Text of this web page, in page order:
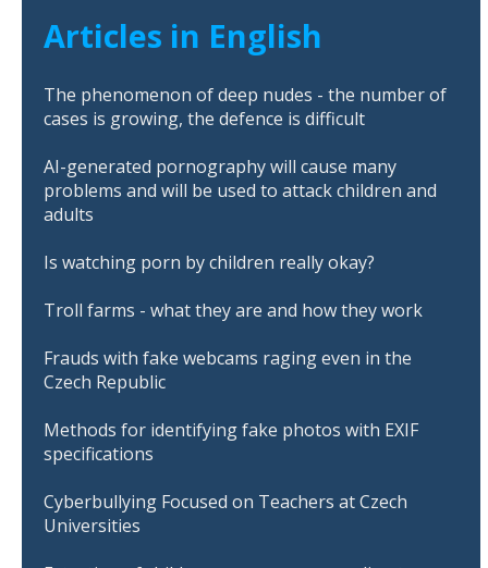
Articles in English
The phenomenon of deep nudes - the number of
cases is growing, the defence is difficult
AI-generated pornography will cause many
problems and will be used to attack children and
adults
Is watching porn by children really okay?
Troll farms - what they are and how they work
Frauds with fake webcams raging even in the
Czech Republic
Methods for identifying fake photos with EXIF
specifications
Cyberbullying Focused on Teachers at Czech
Universities